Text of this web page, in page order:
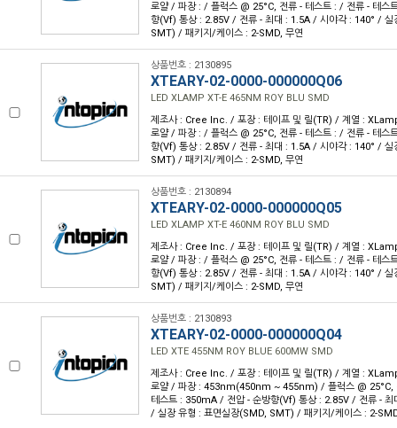
로얄 / 파장 : / 플럭스 @ 25°C, 전류 - 테스트 : / 전류 - 테스
향(Vf) 통상 : 2.85V / 전류 - 최대 : 1.5A / 시야각 : 140° / 실
SMT) / 패키지/케이스 : 2-SMD, 무연
상품번호 : 2130895
XTEARY-02-0000-000000Q06
LED XLAMP XT-E 465NM ROY BLU SMD
제조사 : Cree Inc. / 포장 : 테이프 및 릴(TR) / 계열 :
로얄 / 파장 : / 플럭스 @ 25°C, 전류 - 테스트 : / 전류 - 테스
향(Vf) 통상 : 2.85V / 전류 - 최대 : 1.5A / 시야각 : 140° / 실
SMT) / 패키지/케이스 : 2-SMD, 무연
상품번호 : 2130894
XTEARY-02-0000-000000Q05
LED XLAMP XT-E 460NM ROY BLU SMD
제조사 : Cree Inc. / 포장 : 테이프 및 릴(TR) / 계열 :
로얄 / 파장 : / 플럭스 @ 25°C, 전류 - 테스트 : / 전류 - 테스
향(Vf) 통상 : 2.85V / 전류 - 최대 : 1.5A / 시야각 : 140° / 실
SMT) / 패키지/케이스 : 2-SMD, 무연
상품번호 : 2130893
XTEARY-02-0000-000000Q04
LED XTE 455NM ROY BLUE 600MW SMD
제조사 : Cree Inc. / 포장 : 테이프 및 릴(TR) / 계열 :
로얄 / 파장 : 453nm(450nm ~ 455nm) / 플럭스 @ 25°C,
테스트 : 350mA / 전압 - 순방향(Vf) 통상 : 2.85V / 전류 -
/ 실장 유형 : 표면실장(SMD, SMT) / 패키지/케이스 : 2-